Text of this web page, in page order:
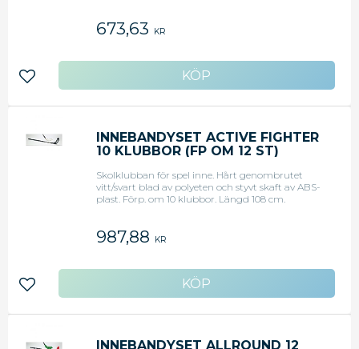
673,63 KR
Lägg till i favoriter
INNEBANDYSET ACTIVE FIGHTER
10 KLUBBOR (FP OM 12 ST)
Skolklubban för spel inne. Hårt genombrutet
vitt/svart blad av polyeten och styvt skaft av ABS-
plast. Förp. om 10 klubbor. Längd 108 cm.
987,88 KR
Lägg till i favoriter
INNEBANDYSET ALLROUND 12